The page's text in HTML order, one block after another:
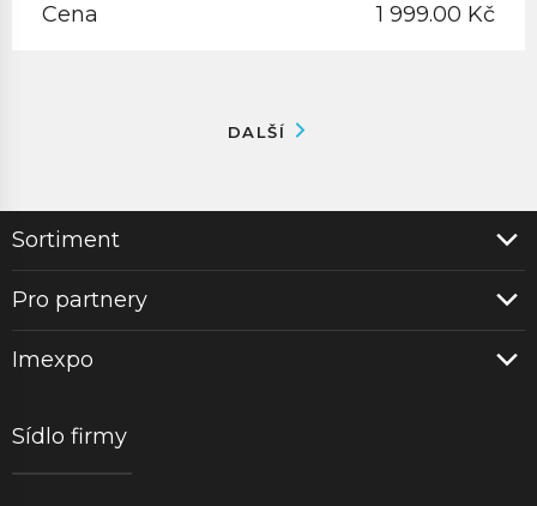
Cena 1 999.00 Kč
DALŠÍ
Sortiment
Pro partnery
Imexpo
Sídlo firmy